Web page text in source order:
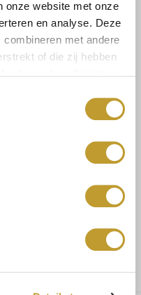
onze website met onze
en analyse. Deze
met andere
of die zij hebben
dag verzonden